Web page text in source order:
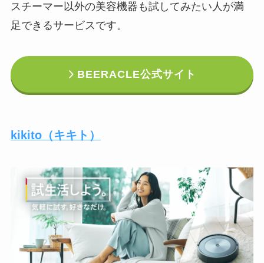
スチーマー以外の美容機器も試してみたい人が満
足できるサービスです。
BEERACLE公式サイト
kikito（キキト）